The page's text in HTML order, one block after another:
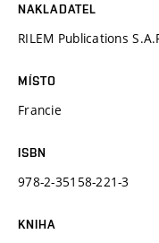
NAKLADATEL
RILEM Publications
MÍSTO
Francie
ISBN
978-2-35158-221-3
KNIHA